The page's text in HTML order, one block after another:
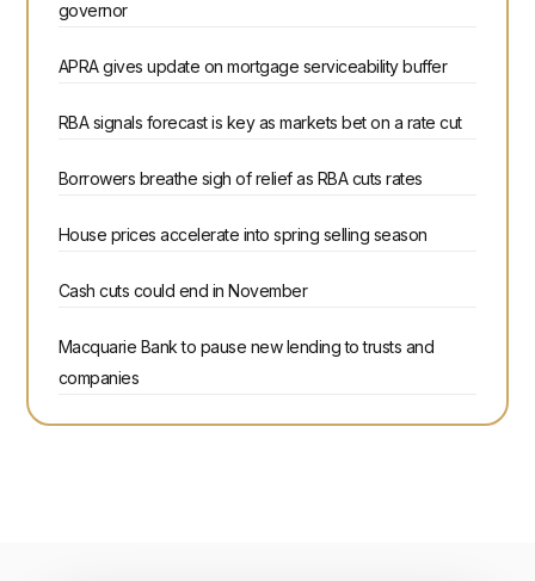
governor
APRA gives update on mortgage serviceability buffer
RBA signals forecast is key as markets bet on a rate cut
Borrowers breathe sigh of relief as RBA cuts rates
House prices accelerate into spring selling season
Cash cuts could end in November
Macquarie Bank to pause new lending to trusts and
companies